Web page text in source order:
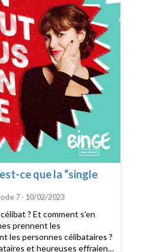
ce que la “single
7 - 10/02/2023
? Et comment s’en
prennent les
les personnes célibataires ?
et heureuses effraient